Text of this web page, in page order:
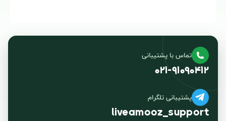
تماس با پشتیبانی
۰۲۱-۹۱۰۹۰۴۱۲
پشتیبانی تلگرام
liveamooz_support